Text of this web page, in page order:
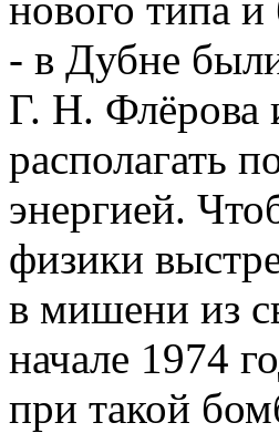
- в Дубне
Г. Н. Флёрова
располагать
энергией.
физики
в мишени из
начале 1974
при такой